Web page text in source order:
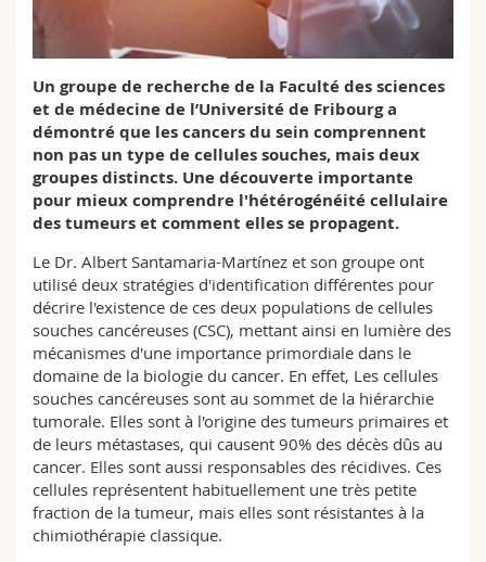
Sciences et médecine
Collaborateurs
Webmail
Programme des cours
MyUnifr
Un groupe de recherche de la Faculté des sciences
et de médecine de l’Université de Fribourg a
démontré que les cancers du sein comprennent
non pas un type de cellules souches, mais deux
groupes distincts. Une découverte importante
pour mieux comprendre l'hétérogénéité cellulaire
des tumeurs et comment elles se propagent.
Le Dr. Albert Santamaria-Martínez et son groupe ont
utilisé deux stratégies d'identification différentes pour
décrire l'existence de ces deux populations de cellules
souches cancéreuses (CSC), mettant ainsi en lumière des
mécanismes d'une importance primordiale dans le
domaine de la biologie du cancer. En effet, Les cellules
souches cancéreuses sont au sommet de la hiérarchie
tumorale. Elles sont à l'origine des tumeurs primaires et
de leurs métastases, qui causent 90% des décès dûs au
cancer. Elles sont aussi responsables des récidives. Ces
cellules représentent habituellement une très petite
fraction de la tumeur, mais elles sont résistantes à la
chimiothérapie classique.